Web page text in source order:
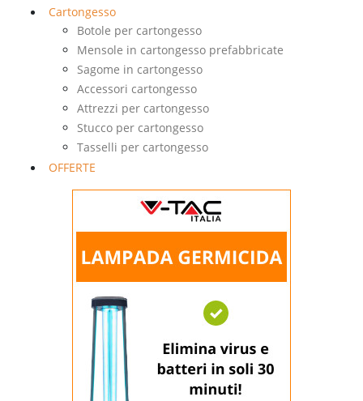
Cartongesso
Botole per cartongesso
Mensole in cartongesso prefabbricate
Sagome in cartongesso
Accessori cartongesso
Attrezzi per cartongesso
Stucco per cartongesso
Tasselli per cartongesso
OFFERTE